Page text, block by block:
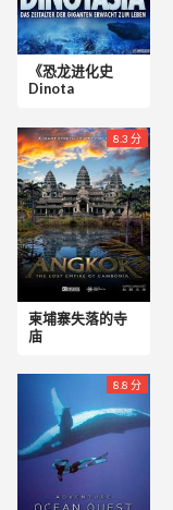
《恐龙进化史
Dinota
8.3 分
柬埔寨失落的寺
庙
8.8 分